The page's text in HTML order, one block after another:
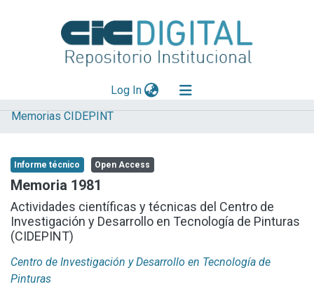
Log In(current)
Explorar
Aportar material
Statistics
Memorias CIDEPINT
Informe técnico Open Access
Memoria 1981
Actividades científicas y técnicas del Centro de
Investigación y Desarrollo en Tecnología de Pinturas
(CIDEPINT)
Centro de Investigación y Desarrollo en Tecnología de
Pinturas